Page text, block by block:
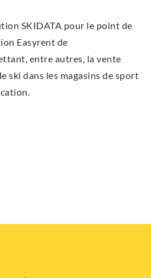
SKIDATA pour le point de
Easyrent de
entre autres, la vente
ski dans les magasins de sport